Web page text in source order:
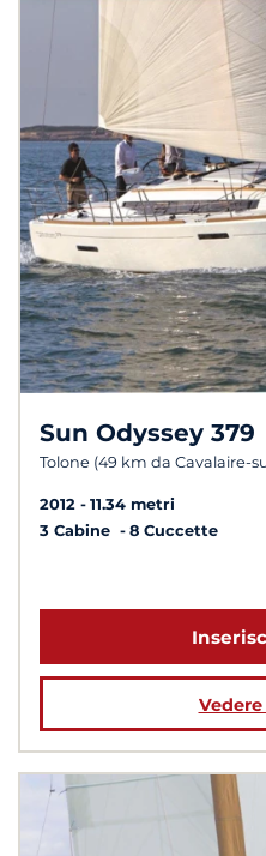
Sun Odyssey 379
Tolone (49 km da Cavalaire-
2012
11.34 metri
3 Cabine
8 Cuccette